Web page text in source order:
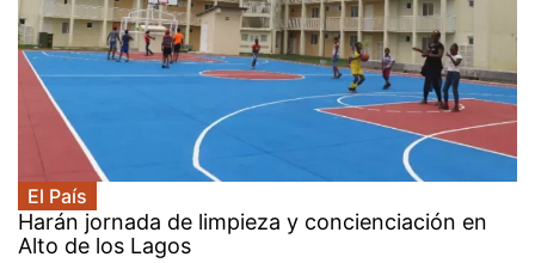
El País
Harán jornada de limpieza y concienciación en
Alto de los Lagos